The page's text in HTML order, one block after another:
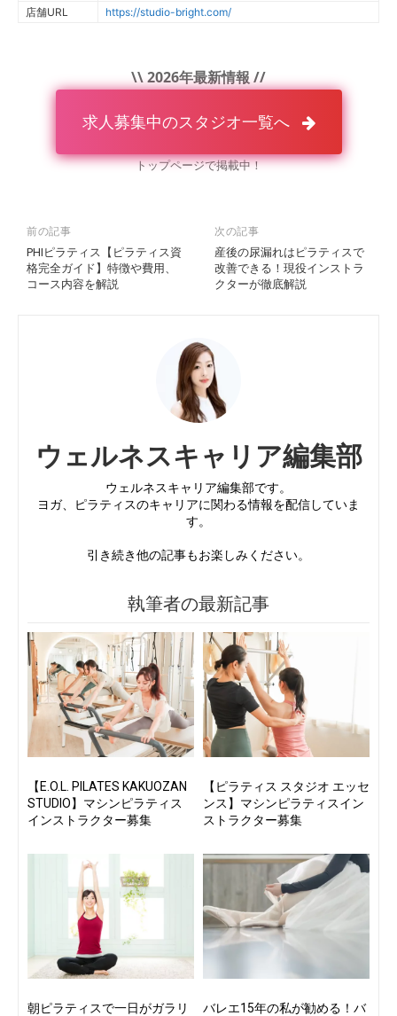
店舗URL
https://studio-bright.com/
\\ 2026年最新情報 //
求人募集中のスタジオ一覧へ
トップページで掲載中！
前の記事
PHIピラティス【ピラティス資
格完全ガイド】特徴や費用、
コース内容を解説
次の記事
産後の尿漏れはピラティスで
改善できる！現役インストラ
クターが徹底解説
ウェルネスキャリア編集部
ウェルネスキャリア編集部です。
ヨガ、ピラティスのキャリアに関わる情報を配信していま
す。
引き続き他の記事もお楽しみください。
執筆者の最新記事
【E.O.L. PILATES KAKUOZAN
STUDIO】マシンピラティス
インストラクター募集
【ピラティス スタジオ エッセ
ンス】マシンピラティスイン
ストラクター募集
朝ピラティスで一日がガラリ
バレエ15年の私が勧める！バ